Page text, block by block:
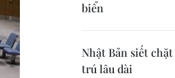
biển
Nhật Bản siết
trú lâu dài